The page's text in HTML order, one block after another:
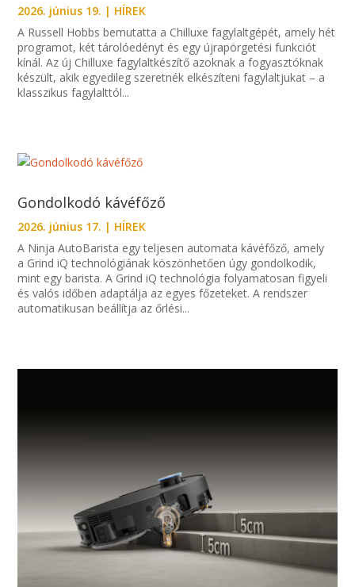
2026. június 19. | HÍREK
A Russell Hobbs bemutatta a Chilluxe fagylaltgépét, amely hét
programot, két tárolóedényt és egy újrapörgetési funkciót
kínál. Az új Chilluxe fagylaltkészítő azoknak a fogyasztóknak
készült, akik egyedileg szeretnék elkészíteni fagylaltjukat – a
klasszikus fagylalttól...
Gondolkodó kávéfőző
2026. június 17. | HÍREK
A Ninja AutoBarista egy teljesen automata kávéfőző, amely
a Grind iQ technológiának köszönhetően úgy gondolkodik,
mint egy barista. A Grind iQ technológia folyamatosan figyeli
és valós időben adaptálja az egyes főzeteket. A rendszer
automatikusan beállítja az őrlési...